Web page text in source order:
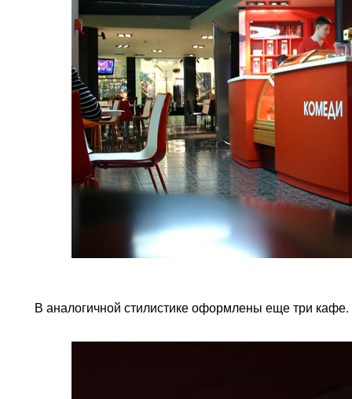
В аналогичной стилистике оформлены еще три кафе.